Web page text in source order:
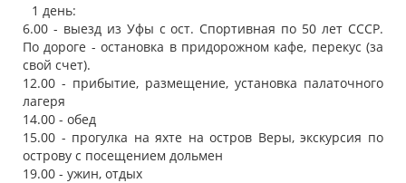
1 день:
6.00 - выезд из Уфы с ост. Спортивная по 50 лет СССР.
По дороге - остановка в придорожном кафе, перекус (за
свой счет).
12.00 - прибытие, размещение, установка палаточного
лагеря
14.00 - обед
15.00 - прогулка на яхте на остров Веры, экскурсия по
острову с посещением дольмен
19.00 - ужин, отдых